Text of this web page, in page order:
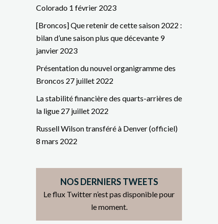
Colorado 1 février 2023
[Broncos] Que retenir de cette saison 2022 :
bilan d’une saison plus que décevante 9
janvier 2023
Présentation du nouvel organigramme des
Broncos 27 juillet 2022
La stabilité financière des quarts-arrières de
la ligue 27 juillet 2022
Russell Wilson transféré à Denver (officiel)
8 mars 2022
NOS DERNIERS TWEETS
Le flux Twitter n’est pas disponible pour
le moment.